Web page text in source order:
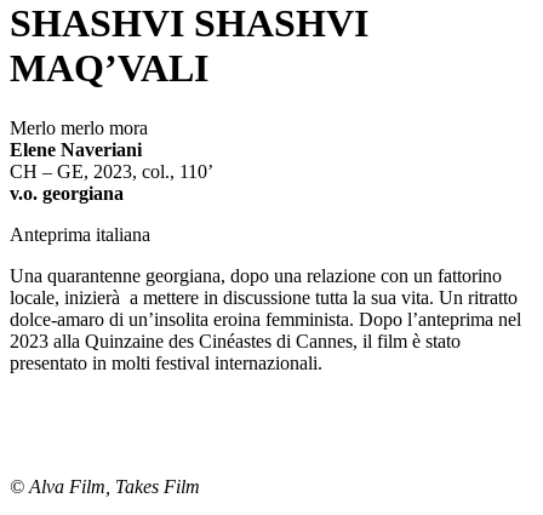
SHASHVI SHASHVI
MAQ’VALI
Merlo merlo mora
Elene Naveriani
CH – GE, 2023, col., 110’
v.o. georgiana
Anteprima italiana
Una quarantenne georgiana, dopo una relazione con un fattorino
locale, inizierà a mettere in discussione tutta la sua vita. Un ritratto
dolce-amaro di un’insolita eroina femminista. Dopo l’anteprima nel
2023 alla Quinzaine des Cinéastes di Cannes, il film è stato
presentato in molti festival internazionali.
© Alva Film, Takes Film